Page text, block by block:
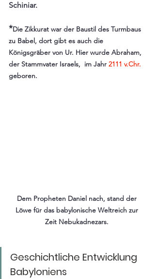
Schiniar.
*Die Zikkurat war der Baustil des Turmbaus
zu Babel, dort gibt es auch die
Königsgräber von Ur. Hier wurde Abraham,
der Stammvater Israels,  im Jahr 2111 v.Chr.
geboren.
Dem Propheten Daniel nach, stand der
Löwe für das babylonische Weltreich zur
Zeit Nebukadnezars.
Geschichtliche Entwicklung
Babyloniens